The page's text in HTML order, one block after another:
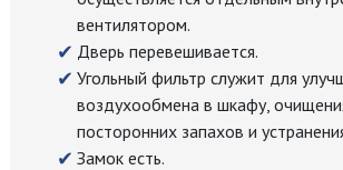
вентилятором.
Дверь перевешивается.
Угольный фильтр служит для
воздухообмена в шкафу,
посторонних запахов и
Замок есть.